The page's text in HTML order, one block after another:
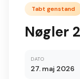
Tabt genstand
Nøgler
DATO
27. maj 2026